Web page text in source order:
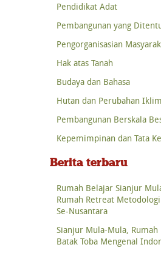
Pendidikat Adat
Pembangunan yang
Pengorganisasian
Hak atas Tanah
Budaya dan Bahasa
Hutan dan Perubahan Iklim
Pembangunan Berskala
Kepemimpinan dan Tata
Berita terbaru
Rumah Belajar Sianjur
Rumah Retreat
Se-Nusantara
Sianjur Mula-Mula, Rumah
Batak Toba Mengenal